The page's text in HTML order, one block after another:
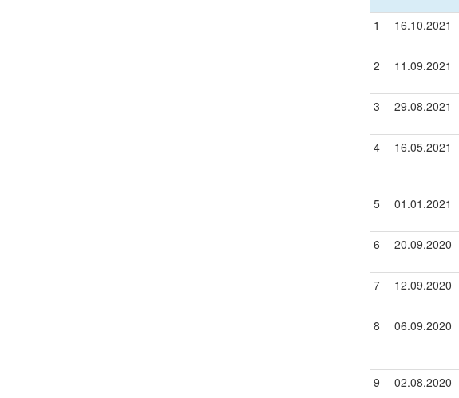
1
16.10.2021
2 11.09.2021
3 29.08.2021
4 16.05.2021
5 01.01.2021
6 20.09.2020
7 12.09.2020
8 06.09.2020
9 02.08.2020